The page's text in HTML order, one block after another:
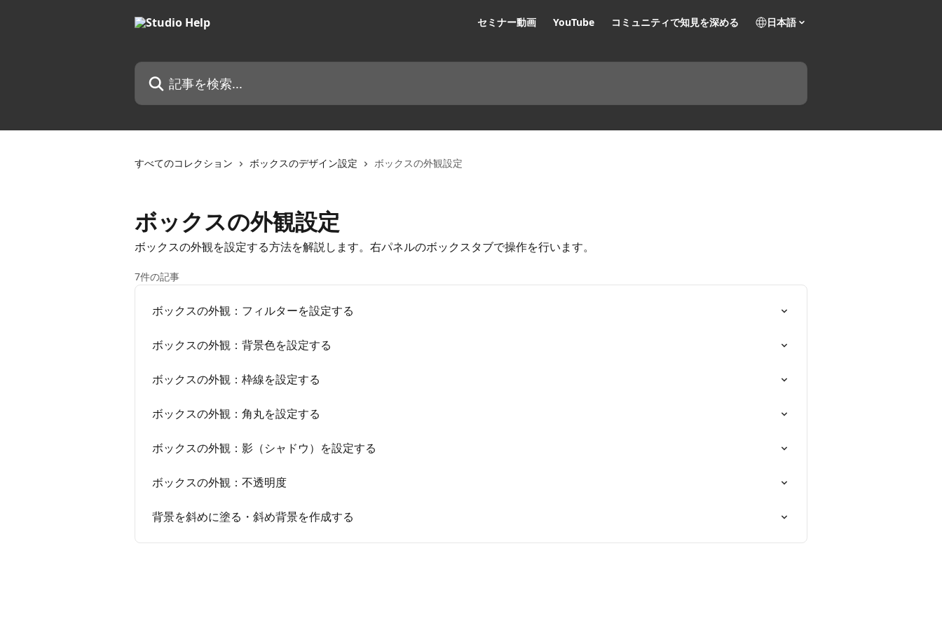
セミナー動画 YouTube コミュニティで知見を深める 日本語
記事を検索...
すべてのコレクション ボックスのデザイン設定 ボックスの外観設定
ボックスの外観設定
ボックスの外観を設定する方法を解説します。右パネルのボックスタブで操作を行います。
7件の記事
ボックスの外観：フィルターを設定する
ボックスの外観：背景色を設定する
ボックスの外観：枠線を設定する
ボックスの外観：角丸を設定する
ボックスの外観：影（シャドウ）を設定する
ボックスの外観：不透明度
背景を斜めに塗る・斜め背景を作成する